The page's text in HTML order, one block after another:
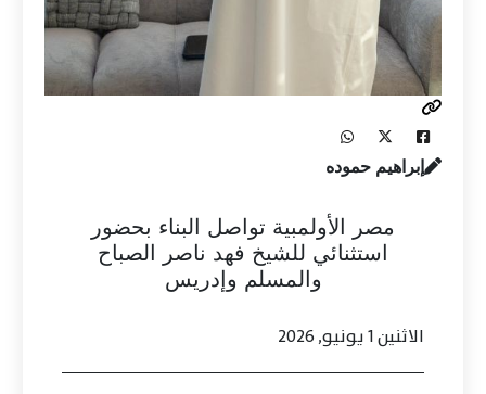
إبراهيم حموده
مصر الأولمبية تواصل البناء بحضور
استثنائي للشيخ فهد ناصر الصباح
والمسلم وإدريس
الاثنين 1 يونيو, 2026